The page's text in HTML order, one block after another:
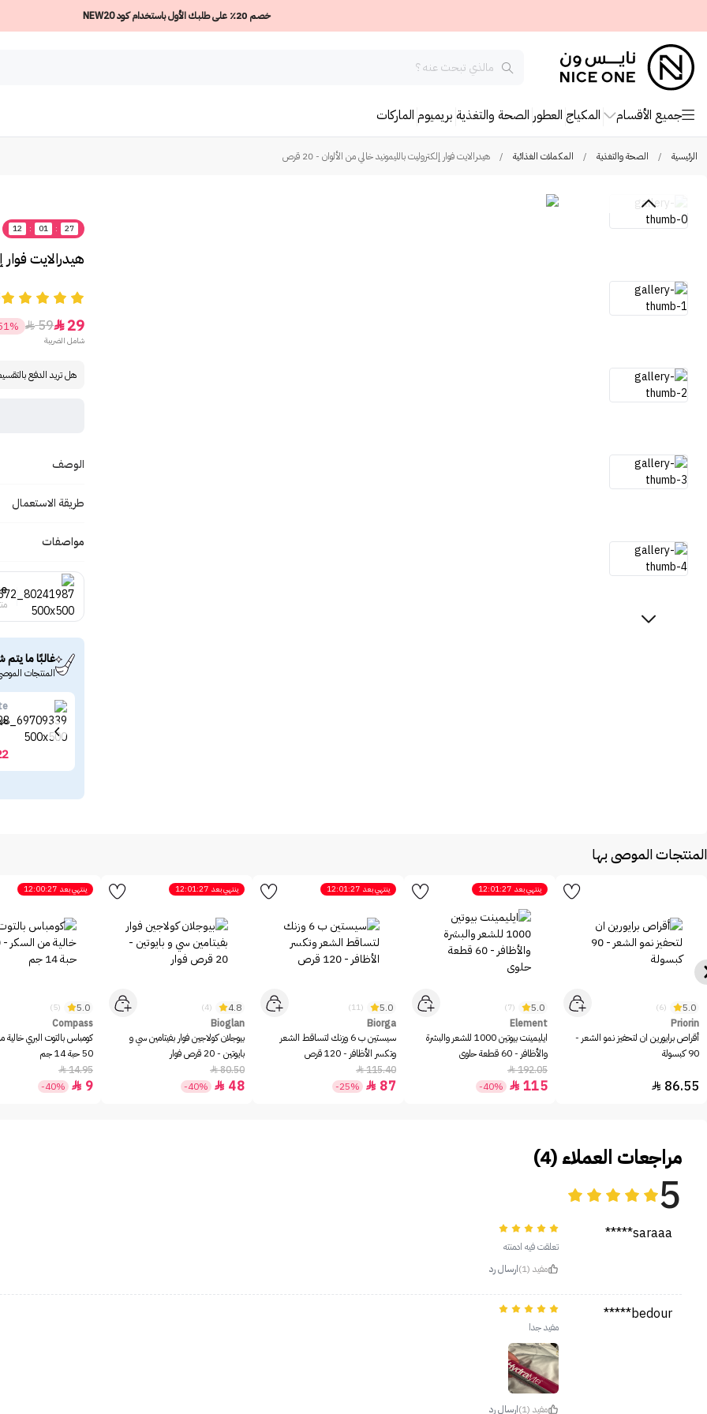
خصم 20٪ على طلبك الأول باستخدام كود NEW20
جميع الأقسام المكياج العطور الصحة والتغذية بريميوم الماركات
الرئيسية / الصحة والتغذية / المكملات الغذائية / هيدرالايت فوار إلكتروليت بالليمونيد خالي من الألوان - 20 قرص
12 : 01 : 27
هيدرالايت فوار
29

59

شامل الضريبة
هل تريد الدفع
الوصف
طريقة الاستعمال
مواصفات
غالبًا ما يتم
المنتجات
المنتجات الموصى بها
5.0
(6)
Priorin
أقراص برايورين ان لتحفيز نمو الشعر -
90 كبسولة
86.55

ينتهي بعد 12:01:27
5.0
(7)
Element
ايليمينت بيوتين 1000 للشعر والبشرة
والأظافر - 60 قطعة حلوى
192.05

115

-40%
ينتهي بعد 12:01:27
5.0
(11)
Biorga
سيستين ب 6 وزنك لتساقط الشعر
وتكسر الأظافر - 120 قرص
115.40

87

-25%
ينتهي بعد 12:01:27
4.8
(4)
Bioglan
بيوجلان كولاجين فوار بفيتامين سي و
بايوتين - 20 قرص فوار
80.50

48

-40%
ينتهي بعد 12:00:27
5.0
(5)
Compass
كومباس بالتوت البري
50 حبة 14 جم
14.95

9

-40%
مراجعات العملاء (4)
5
saraaa*****
تعلقت فيه ادمنته
مفيد (1)
ارسال رد
bedour*****
مفيد جدا
مفيد (1) ارسال رد